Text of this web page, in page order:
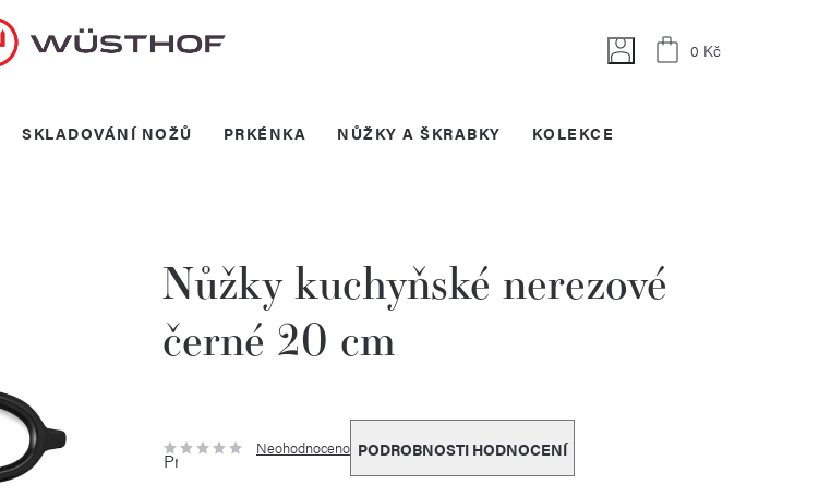
Nákupní
0 Kč
SKLADOVÁNÍ NOŽŮ PRKÉNKA NŮŽKY A ŠKRABKY KOLEKCE
Nůžky kuchyňské nerezové
černé 20 cm
Průměrné
hodnocení
Neohodnoceno PODROBNOSTI HODNOCENÍ